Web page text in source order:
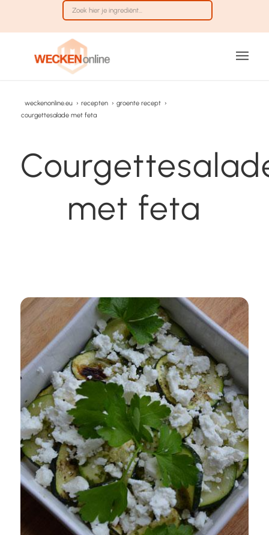
weckenonline.eu › recepten › groente recept ›
courgettesalade met feta
met feta